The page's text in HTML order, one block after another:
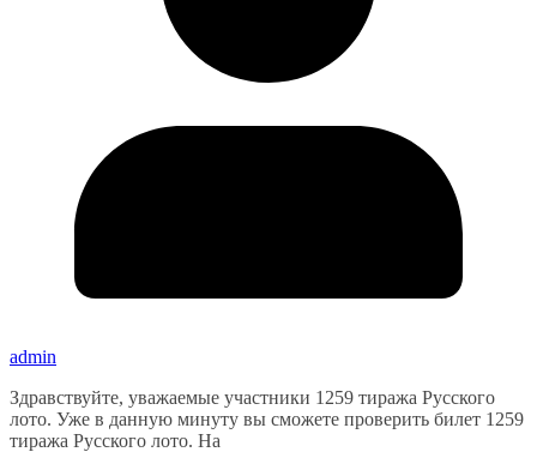
admin
Здравствуйте, уважаемые участники 1259 тиража Русского
лото. Уже в данную минуту вы сможете проверить билет 1259
тиража Русского лото. На